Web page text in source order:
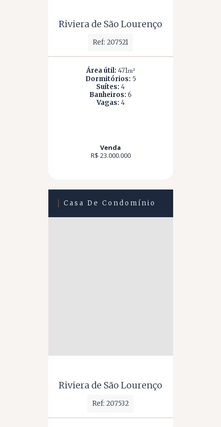
Riviera de São Lourenço
Ref: 207521
Área útil: 471m²
Dormitórios: 5
Suítes: 4
Banheiros: 6
Vagas: 4
Venda
R$ 23.000.000
Casa De Condomínio
Riviera de São Lourenço
Ref: 207532